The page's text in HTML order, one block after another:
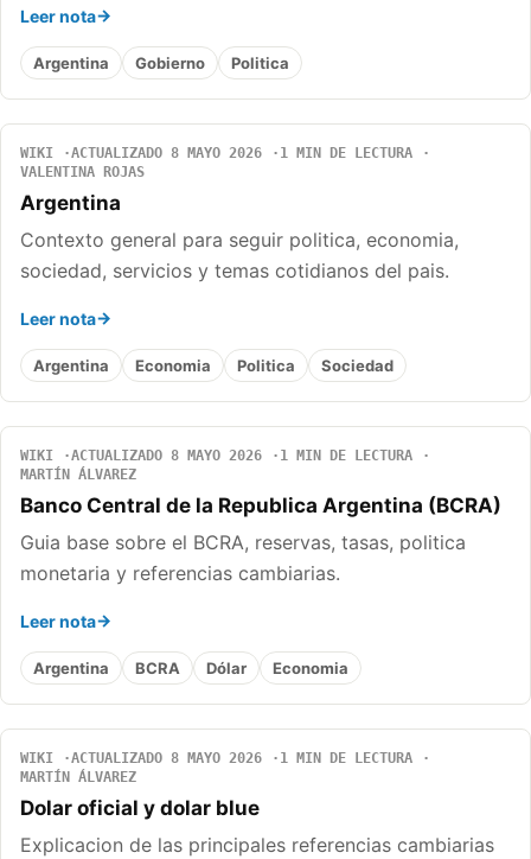
Leer nota
Argentina Gobierno Politica
WIKI ACTUALIZADO 8 MAYO 2026
1 MIN DE LECTURA
VALENTINA ROJAS
Argentina
Contexto general para seguir politica, economia,
sociedad, servicios y temas cotidianos del pais.
Leer nota
Argentina Economia Politica Sociedad
WIKI ACTUALIZADO 8 MAYO 2026
1 MIN DE LECTURA
MARTÍN ÁLVAREZ
Banco Central de la Republica Argentina (BCRA)
Guia base sobre el BCRA, reservas, tasas, politica
monetaria y referencias cambiarias.
Leer nota
Argentina BCRA Dólar Economia
WIKI ACTUALIZADO 8 MAYO 2026
1 MIN DE LECTURA
MARTÍN ÁLVAREZ
Dolar oficial y dolar blue
Explicacion de las principales referencias cambiarias